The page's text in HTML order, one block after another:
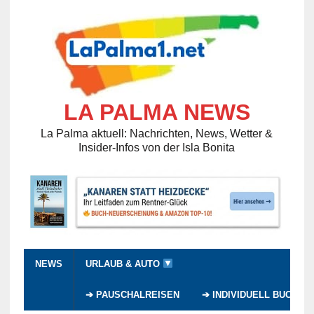
LA PALMA NEWS
La Palma aktuell: Nachrichten, News, Wetter &
Insider-Infos von der Isla Bonita
NEWS URLAUB & AUTO
➔ PAUSCHALREISEN ➔ INDIVIDUELL BUCHEN